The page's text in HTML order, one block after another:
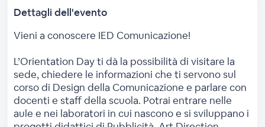
Dettagli dell'evento
Vieni a conoscere IED Comunicazione!
L’Orientation Day ti dà la possibilità di visitare la
sede, chiedere le informazioni che ti servono sul
corso di Design della Comunicazione e parlare con
docenti e staff della scuola. Potrai entrare nelle
aule e nei laboratori in cui nascono e si sviluppano i